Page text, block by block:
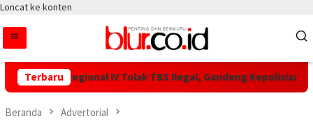
Loncat ke konten
Terbaru
IV Regional IV Tolak TBS Ilegal, Gandeng Kepolisian
Beranda Advertorial